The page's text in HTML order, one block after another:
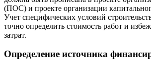
(ПОС) и проекте организации
Учет специфических условий
точно определить стоимость работ и
затрат.
Определение источника